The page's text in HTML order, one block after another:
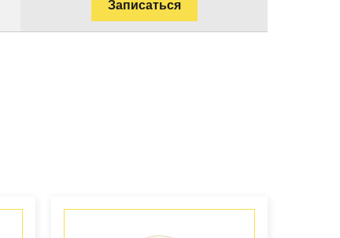
Записаться